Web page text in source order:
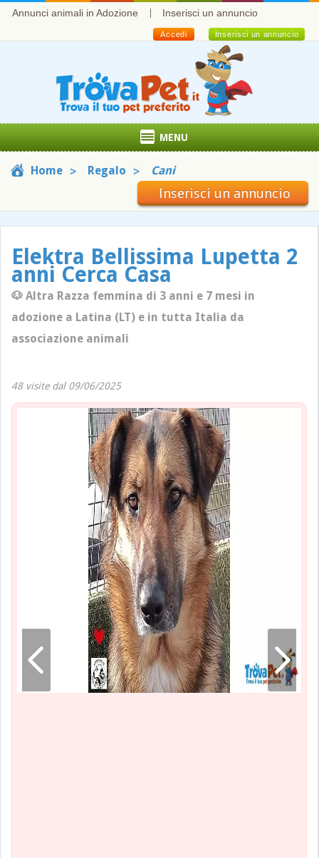
Annunci animali in Adozione Inserisci un annuncio
Inserisci un annuncio
Accedi
MENU
Home Regalo Cani
Inserisci un annuncio
Elektra Bellissima Lupetta 2
anni Cerca Casa
🐶 Altra Razza femmina di 3 anni e 7 mesi in
adozione a Latina (LT) e in tutta Italia da
associazione animali
48 visite dal 09/06/2025